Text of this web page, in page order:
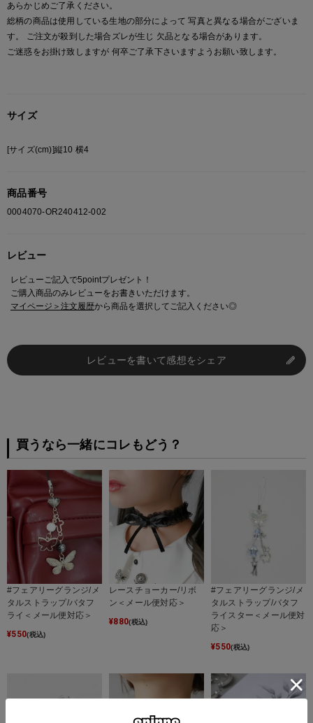
あらかじめご了承ください。
総柄の商品は使用している生地の部分によって 写真と異なる場合がございま
す。 ご注文が殺到した場合ズレが生じ 欠品となる場合があります。
ご迷惑をお掛け致しますが 何卒ご了承下さいますようお願い致します。
サイズ
[サイズ(cm)]縦10 横4
商品番号
0004070-OR240412-002
レビュー
レビューご記入で5pointプレゼント！
ご購入商品のみレビューをお書きいただけます。
マイページ＞注文履歴から商品を選択してご記入ください◎
レビューを書いて感想をシェア
買うなら一緒にコレもどう？
#フェアリーグランジ/メ
タルストラップ/バタフ
ライ＜メール便対応＞
¥550(税込)
レースチョーカー/リボ
ン＜メール便対応＞
¥880(税込)
#フェアリーグランジ/メ
タルストラップ/バタフ
ライスター＜メール便対
応＞
¥550(税込)